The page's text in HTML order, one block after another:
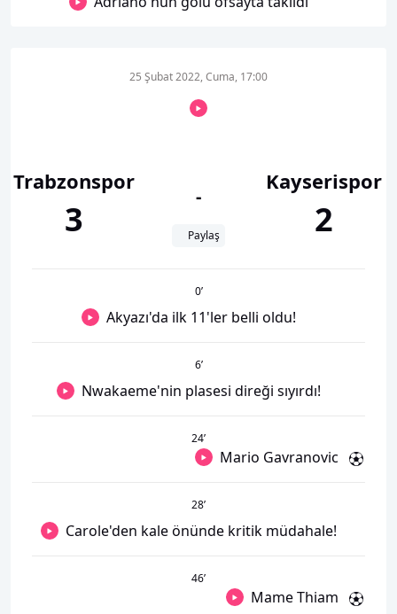
Trabzonspor
3
25 Şubat 2022, Cuma, 17:00
-
Paylaş
Kayserispor
2
0’
Akyazı'da ilk 11'ler belli oldu!
6’
Nwakaeme'nin plasesi direği sıyırdı!
24’
Mario Gavranovic
28’
Carole'den kale önünde kritik müdahale!
46’
Mame Thiam